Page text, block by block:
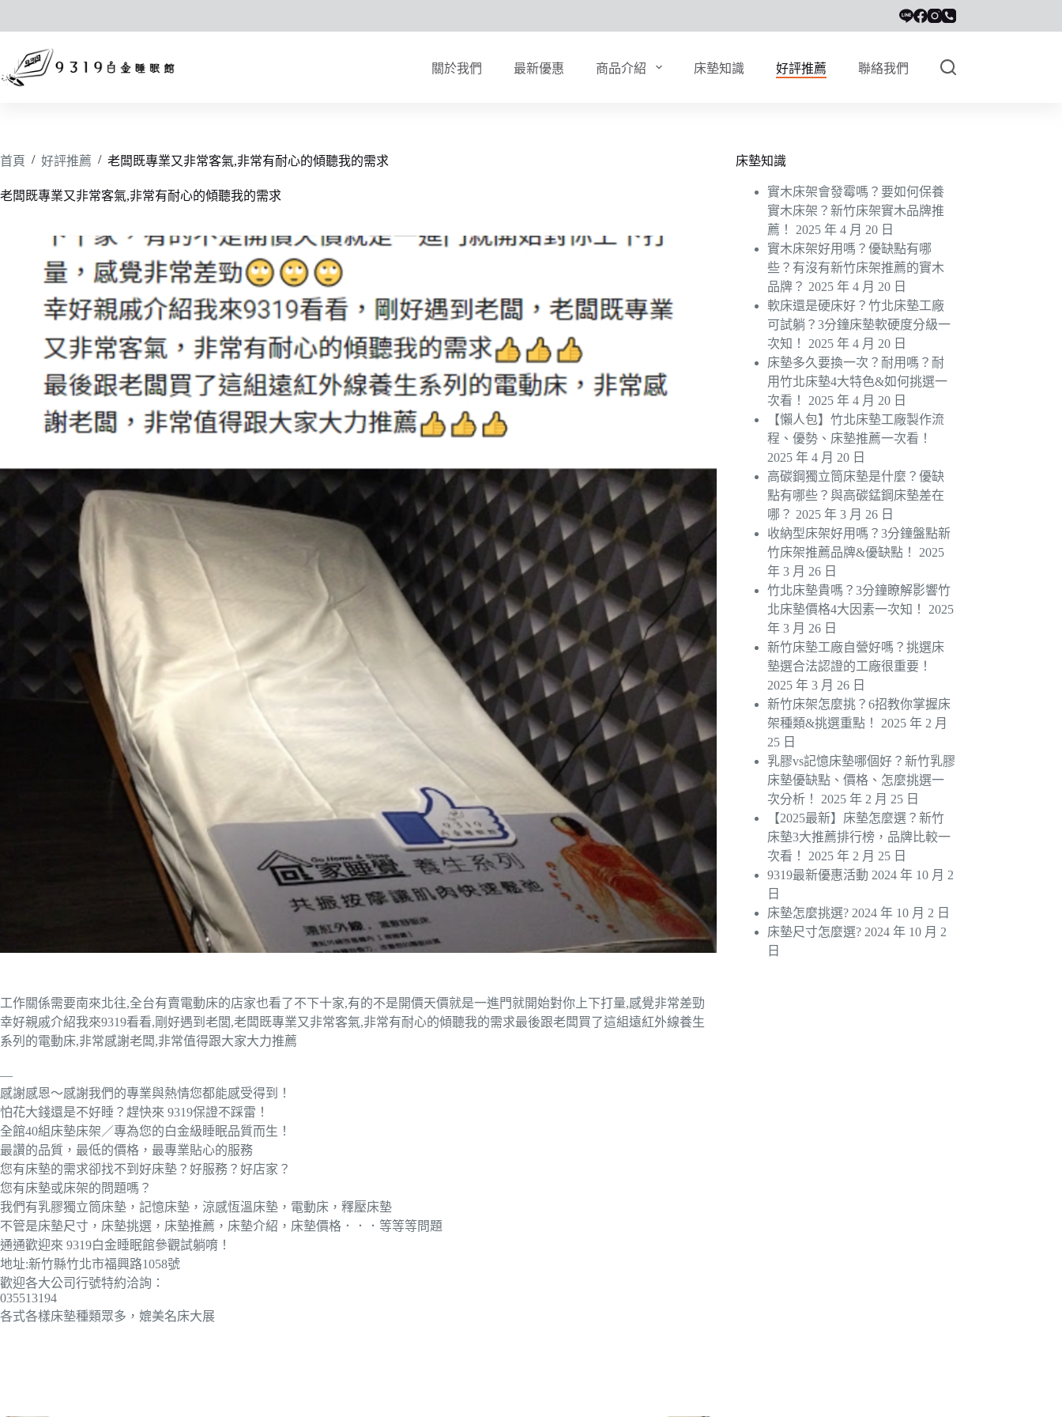
主
要
關於我們 最新優惠 商品介紹 床墊知識 好評推薦 聯絡我們
首頁 / 好評推薦 / 老闆既專業又非常客氣,非常有耐心的傾聽我的需求
老闆既專業又非常客氣,非常有耐心的傾聽我的需求
工作關係需要南來北往,全台有賣電動床的店家也看了不下十家,有的不是開價天價就是一進門就開始對你上下打量,感覺非常差勁
幸好親戚介紹我來9319看看,剛好遇到老閭,老闆既專業又非常客氣,非常有耐心的傾聽我的需求最後跟老闆買了這組遠紅外線養生
系列的電動床,非常感謝老闆,非常值得跟大家大力推薦
—
感謝感恩～感謝我們的專業與熱情您都能感受得到！
怕花大錢還是不好睡？趕快來 9319保證不踩雷！
全館40組床墊床架／專為您的白金級睡眠品質而生！
最讚的品質，最低的價格，最專業貼心的服務
您有床墊的需求卻找不到好床墊？好服務？好店家？
您有床墊或床架的問題嗎？
我們有乳膠獨立筒床墊，記憶床墊，涼感恆溫床墊，電動床，釋壓床墊
不管是床墊尺寸，床墊挑選，床墊推薦，床墊介紹，床墊價格．．．等等等問題
通通歡迎來 9319白金睡眠館參觀試躺唷！
地址:新竹縣竹北市福興路1058號
歡迎各大公司行號特約洽詢：
035513194
各式各樣床墊種類眾多，媲美名床大展
床墊知識
實木床架會發霉嗎？要如何保養
實木床架？新竹床架實木品牌推
薦！
2025 年 4 月 20 日
實木床架好用嗎？優缺點有哪
些？有沒有新竹床架推薦的實木
品牌？ 2025 年 4 月 20 日
軟床還是硬床好？竹北床墊工廠
可試躺？3分鐘床墊軟硬度分級一
次知！
2025 年 4 月 20 日
床墊多久要換一次？耐用嗎？耐
用竹北床墊4大特色&如何挑選一
次看！
2025 年 4 月 20 日
【懶人包】竹北床墊工廠製作流
程、優勢、床墊推薦一次看！
2025 年 4 月 20 日
高碳鋼獨立筒床墊是什麼？優缺
點有哪些？與高碳錳鋼床墊差在
哪？ 2025 年 3 月 26 日
收納型床架好用嗎？3分鐘盤點新
竹床架推薦品牌&優缺點！
2025
年 3 月 26 日
竹北床墊貴嗎？3分鐘瞭解影響竹
北床墊價格4大因素一次知！
2025
年 3 月 26 日
新竹床墊工廠自營好嗎？挑選床
墊選合法認證的工廠很重要！
2025 年 3 月 26 日
新竹床架怎麼挑？6招教你掌握床
架種類&挑選重點！
2025 年 2 月
25 日
乳膠vs記憶床墊哪個好？新竹乳膠
床墊優缺點、價格、怎麼挑選一
次分析！
2025 年 2 月 25 日
【2025最新】床墊怎麼選？新竹
床墊3大推薦排行榜，品牌比較一
次看！
2025 年 2 月 25 日
9319最新優惠活動 2024 年 10 月 2
日
床墊怎麼挑選? 2024 年 10 月 2 日
床墊尺寸怎麼選? 2024 年 10 月 2
日